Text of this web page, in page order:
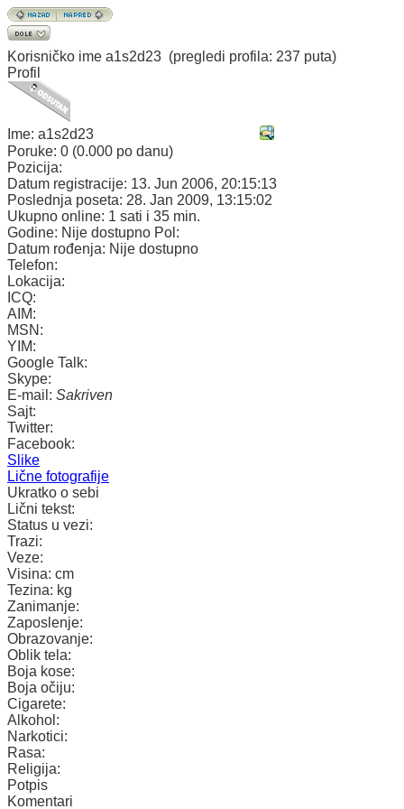
Korisničko ime a1s2d23 (pregledi profila: 237 puta)
Profil
Ime: a1s2d23
Poruke: 0 (0.000 po danu)
Pozicija:
Datum registracije: 13. Jun 2006, 20:15:13
Poslednja poseta: 28. Jan 2009, 13:15:02
Ukupno online: 1 sati i 35 min.
Godine: Nije dostupno Pol:
Datum rođenja: Nije dostupno
Telefon:
Lokacija:
ICQ:
AIM:
MSN:
YIM:
Google Talk:
Skype:
E-mail: Sakriven
Sajt:
Twitter:
Facebook:
Slike
Lične fotografije
Ukratko o sebi
Lični tekst:
Status u vezi:
Trazi:
Veze:
Visina: cm
Tezina: kg
Zanimanje:
Zaposlenje:
Obrazovanje:
Oblik tela:
Boja kose:
Boja očiju:
Cigarete:
Alkohol:
Narkotici:
Rasa:
Religija:
Potpis
Komentari